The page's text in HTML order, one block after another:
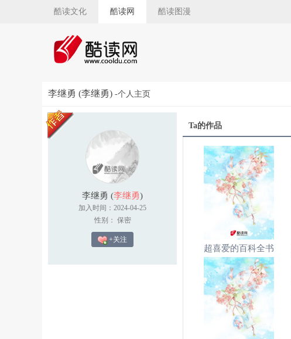
酷读文化 酷读网 酷读图漫
李继勇 (李继勇) -个人主页
李继勇 (李继勇)
加入时间：2024-04-25
性别： 保密
+关注
Ta的作品
超喜爱的百科全书